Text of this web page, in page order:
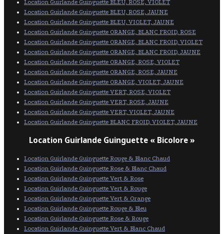
Location Guirlande Guinguette BLEU, ROSE, VIOLET
Location Guirlande Guinguette BLEU, ROSE, JAUNE
Location Guirlande Guinguette BLEU, VIOLET, JAUNE
Location Guirlande Guinguette ORANGE, BLANC FROID, ROSE
Location Guirlande Guinguette ORANGE, BLANC FROID, VIOLET
Location Guirlande Guinguette ORANGE, BLANC FROID, JAUNE
Location Guirlande Guinguette ORANGE, ROSE, VIOLET
Location Guirlande Guinguette ORANGE, ROSE, JAUNE
Location Guirlande Guinguette ORANGE, VIOLET, JAUNE
Location Guirlande Guinguette VERT, ROSE, VIOLET
Location Guirlande Guinguette VERT, ROSE, JAUNE
Location Guirlande Guinguette VERT, VIOLET, JAUNE
Location Guirlande Guinguette BLANC FROID, VIOLET, JAUNE
Location Guirlande Guinguette « Bicolore »
Location Guirlande Guinguette Rouge & Blanc Chaud
Location Guirlande Guinguette Rose & Blanc Chaud
Location Guirlande Guinguette Vert & Rose
Location Guirlande Guinguette Vert & Rouge
Location Guirlande Guinguette Vert & Orange
Location Guirlande Guinguette Rouge & Bleu
Location Guirlande Guinguette Rose & Rouge
Location Guirlande Guinguette Vert & Blanc Chaud